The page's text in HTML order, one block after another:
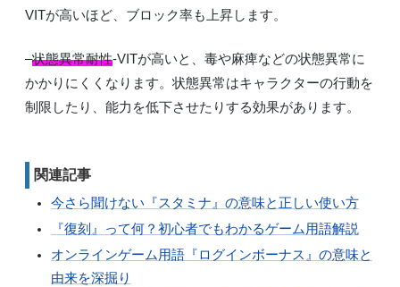
VITが高いほど、ブロック率も上昇します。
–状態異常耐性-VITが高いと、毒や麻痺などの状態異常に
かかりにくくなります。状態異常はキャラクターの行動を
制限したり、能力を低下させたりする効果があります。
関連記事
今さら聞けない『スタミナ』の意味と正しい使い方
『復刻』って何？初心者でもわかるゲーム用語解説
オンラインゲーム用語『ログインボーナス』の意味と
由来を深掘り